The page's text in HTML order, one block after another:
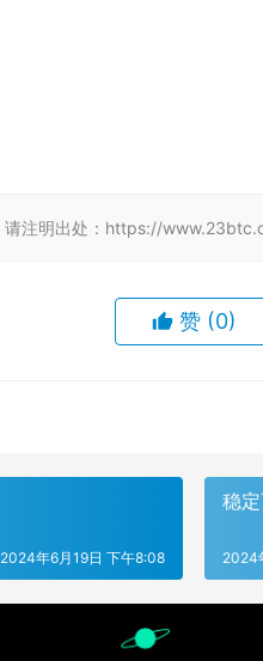
请注明出处：https://
赞 (0)
2024年6月19日 下午8:08
稳
2024